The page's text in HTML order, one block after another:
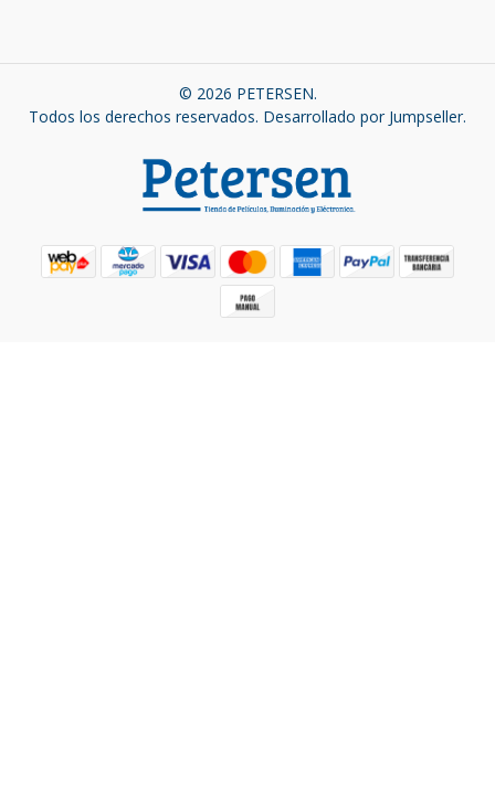
© 2026 PETERSEN.
Todos los derechos reservados. Desarrollado por Jumpseller.